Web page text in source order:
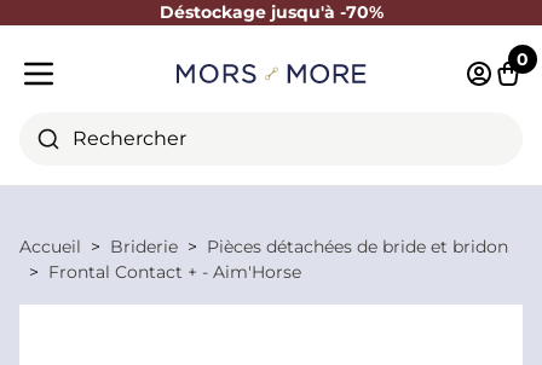
Déstockage jusqu'à -70%
Fermer
Rechercher
0
Accueil Briderie
Pièces détachées de bride et bridon
Frontal Contact + - Aim'Horse